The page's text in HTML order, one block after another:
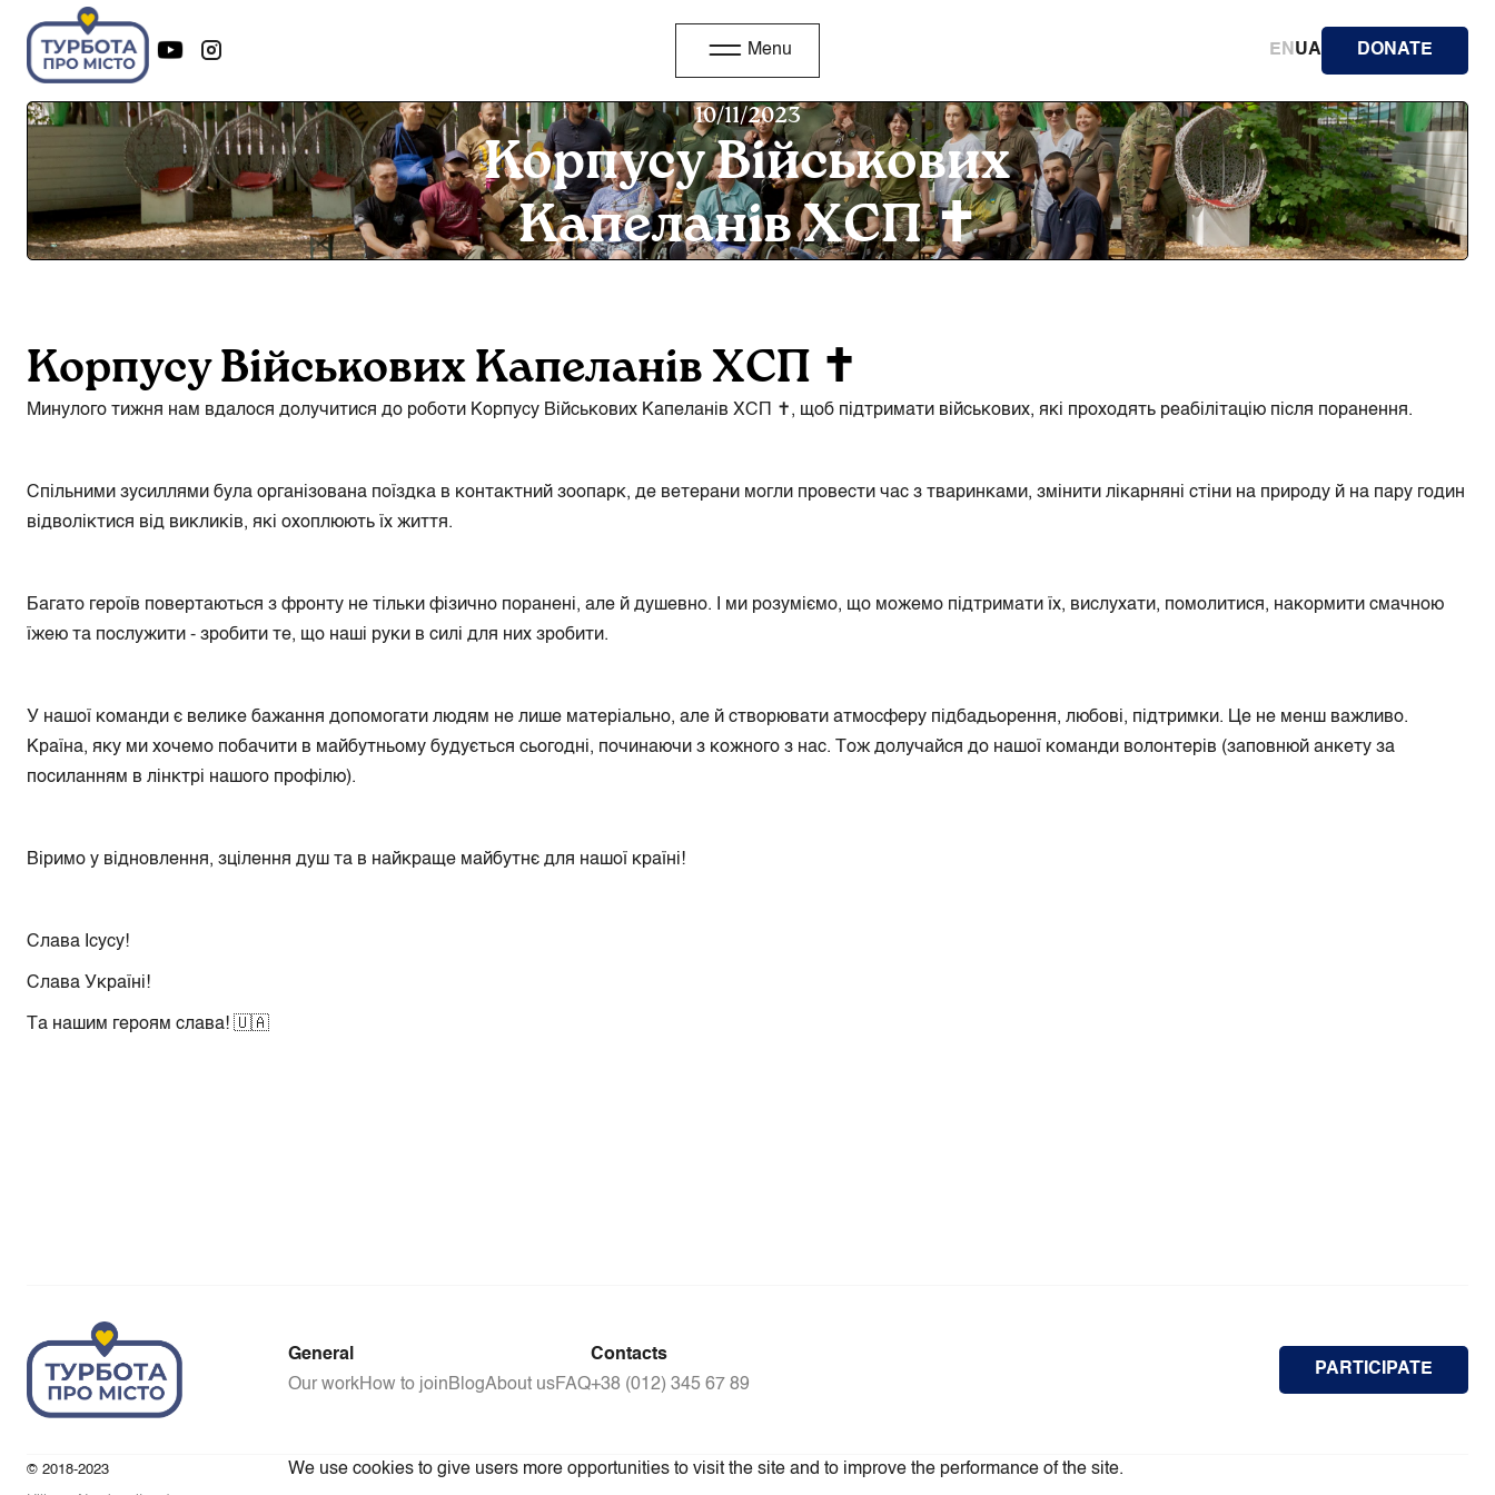
Menu EN UA DONATE
10/11/2023
Корпусу Військових
Капеланів ХСП ✝️
Корпусу Військових Капеланів ХСП ✝️
Минулого тижня нам вдалося долучитися до роботи Корпусу Військових Капеланів ХСП ✝️, щоб підтримати військових, які проходять реабілітацію після поранення.
Спільними зусиллями була організована поїздка в контактний зоопарк, де ветерани могли провести час з тваринками, змінити лікарняні стіни на природу й на пару годин
відволіктися від викликів, які охоплюють їх життя.
Багато героїв повертаються з фронту не тільки фізично поранені, але й душевно. І ми розуміємо, що можемо підтримати їх, вислухати, помолитися, накормити смачною
їжею та послужити - зробити те, що наші руки в силі для них зробити.
У нашої команди є велике бажання допомогати людям не лише матеріально, але й створювати атмосферу підбадьорення, любові, підтримки. Це не менш важливо.
Країна, яку ми хочемо побачити в майбутньому будується сьогодні, починаючи з кожного з нас. Тож долучайся до нашої команди волонтерів (заповнюй анкету за
посиланням в лінктрі нашого профілю).
Віримо у відновлення, зцілення душ та в найкраще майбутнє для нашої країні!
Слава Ісусу!
Слава Україні!
Та нашим героям слава! 🇺🇦
General
Our workHow to joinBlogAbout usFAQ
Contacts
+38 (012) 345 67 89
PARTICIPATE
© 2018-2023 We use cookies to give users more opportunities to visit the site and to improve the performance of the site.